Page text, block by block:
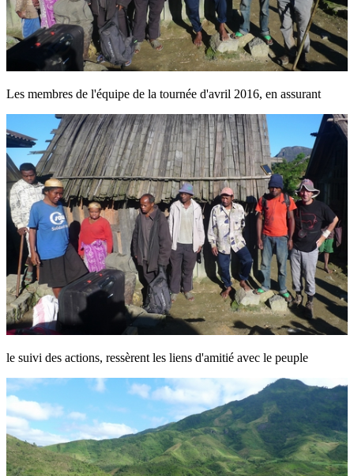
Les membres de l'équipe de la tournée d'avril 2016, en assurant
le suivi des actions, ressèrent les liens d'amitié avec le peuple